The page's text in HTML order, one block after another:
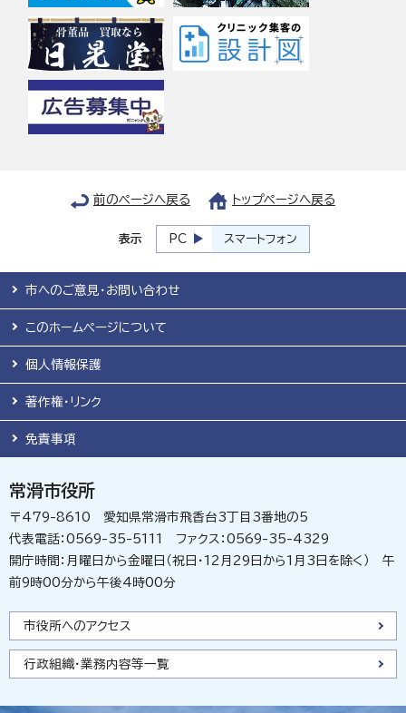
前のページへ戻る トップページへ戻る
表示 PC スマートフォン
市へのご意見・お問い合わせ
このホームページについて
個人情報保護
著作権・リンク
免責事項
常滑市役所
〒479-8610 愛知県常滑市飛香台3丁目3番地の5
代表電話：0569-35-5111 ファクス：0569-35-4329
開庁時間：月曜日から金曜日（祝日・12月29日から1月3日を除く） 午
前9時00分から午後4時00分
市役所へのアクセス
行政組織・業務内容等一覧